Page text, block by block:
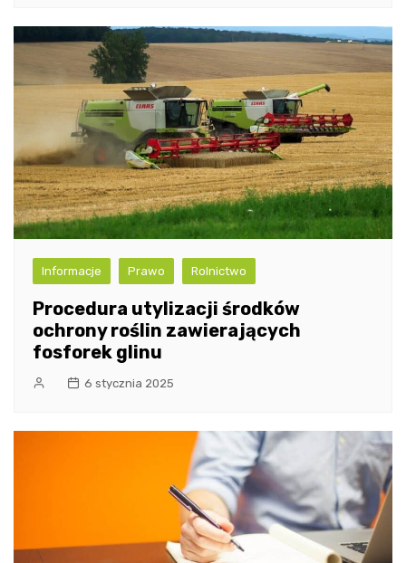
Informacje Prawo Rolnictwo
Procedura utylizacji środków
ochrony roślin zawierających
fosforek glinu
6 stycznia 2025